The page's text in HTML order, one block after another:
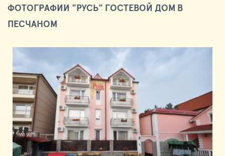
ФОТОГРАФИИ "РУСЬ" ГОСТЕВОЙ ДОМ В
ПЕСЧАНОМ